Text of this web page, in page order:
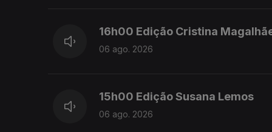
16h00 Edição Cristina
06 ago. 2026
15h00 Edição Susana Lemos
06 ago. 2026